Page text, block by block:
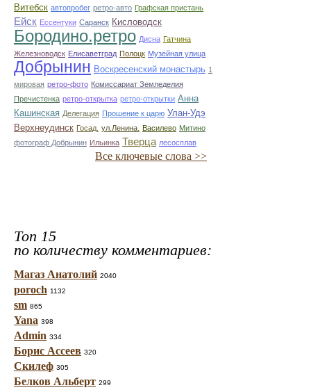
Витебск автопробег ретро-авто Графская пристань
Ейск Ессентуки Саранск Кисловодск
Бородино.ретро Дисна Гатчина
Железноводск Елисаветград Полоцк Музейная улица
Добрынин Воскресенский монастырь 1
мировая ретро-фото Комиссариат Земледелия
Пречистенка ретро-открытка ретро-открытки Анна
Кашинская Делегация Прошение к царю Улан-Удэ
Верхнеудинск Госад. ул.Ленина. Василево Митино
фотограф Добрынин Ильинка Тверца лесосплав
Все ключевые слова >>
Топ 15
по количеству комментариев:
Магаз Анатолий 2040
poroch 1132
sm 865
Yana 398
Admin 334
Борис Ассеев 320
Скилеф 305
Белков Альберт 299